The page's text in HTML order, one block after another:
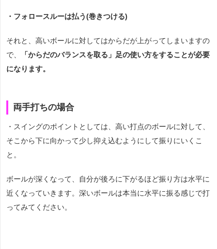
・フォロースルーは払う(巻きつける)
それと、高いボールに対してはからだが上がってしまいますの
で、
「からだのバランスを取る」足の使い方をすることが必要
になります。
両手打ちの場合
・スイングのポイントとしては、高い打点のボールに対して、
そこから下に向かって少し抑え込むようにして振りにいくこ
と。
ボールが深くなって、自分が後ろに下がるほど振り方は水平に
近くなっていきます。深いボールは本当に水平に振る感じで打
ってみてください。